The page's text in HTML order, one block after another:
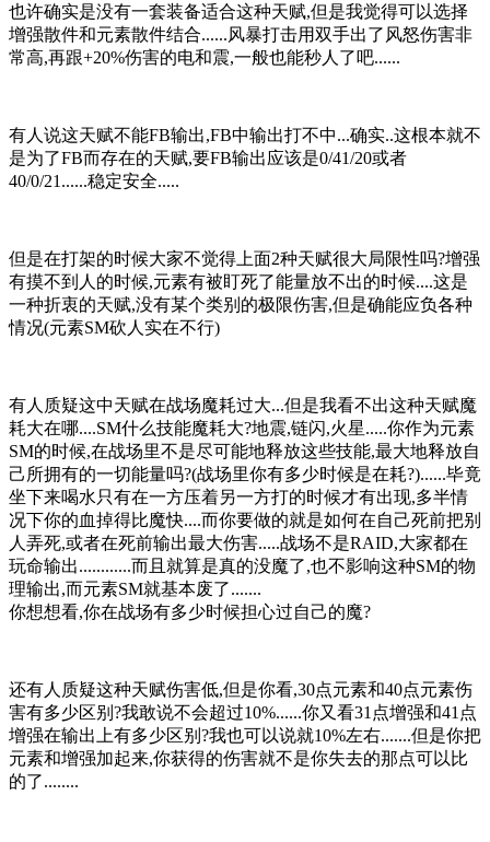
也许确实是没有一套装备适合这种天赋,但是我觉得可以选择
增强散件和元素散件结合......风暴打击用双手出了风怒伤害非
常高,再跟+20%伤害的电和震,一般也能秒人了吧......
有人说这天赋不能FB输出,FB中输出打不中...确实..这根本就不
是为了FB而存在的天赋,要FB输出应该是0/41/20或者
40/0/21......稳定安全.....
但是在打架的时候大家不觉得上面2种天赋很大局限性吗?增强
有摸不到人的时候,元素有被盯死了能量放不出的时候....这是
一种折衷的天赋,没有某个类别的极限伤害,但是确能应负各种
情况(元素SM砍人实在不行)
有人质疑这中天赋在战场魔耗过大...但是我看不出这种天赋魔
耗大在哪....SM什么技能魔耗大?地震,链闪,火星.....你作为元素
SM的时候,在战场里不是尽可能地释放这些技能,最大地释放自
己所拥有的一切能量吗?(战场里你有多少时候是在耗?)......毕竟
坐下来喝水只有在一方压着另一方打的时候才有出现,多半情
况下你的血掉得比魔快....而你要做的就是如何在自己死前把别
人弄死,或者在死前输出最大伤害.....战场不是RAID,大家都在
玩命输出............而且就算是真的没魔了,也不影响这种SM的物
理输出,而元素SM就基本废了.......
你想想看,你在战场有多少时候担心过自己的魔?
还有人质疑这种天赋伤害低,但是你看,30点元素和40点元素伤
害有多少区别?我敢说不会超过10%......你又看31点增强和41点
增强在输出上有多少区别?我也可以说就10%左右.......但是你把
元素和增强加起来,你获得的伤害就不是你失去的那点可以比
的了........